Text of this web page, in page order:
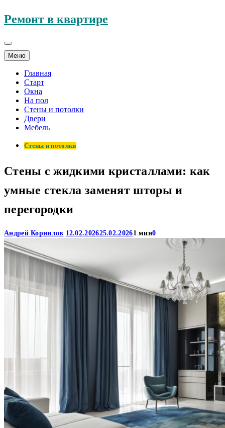
Ремонт в квартире
Меню
Главная
Старт
Окна
На пол
Стены и потолки
Двери
Мебель
Стены и потолки
Стены с жидкими кристаллами: как
умные стекла заменят шторы и
перегородки
Андрей Корнилов 12.02.202625.02.20261 мин0